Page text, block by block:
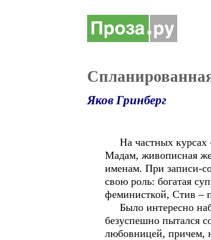
Яков Гринберг
На частных курсах
Мадам, живописная
именам. При записи-
свою роль: богатая
феминисткой, Стив –
Было интересно
безуспешно пытался
любовницей, причем,